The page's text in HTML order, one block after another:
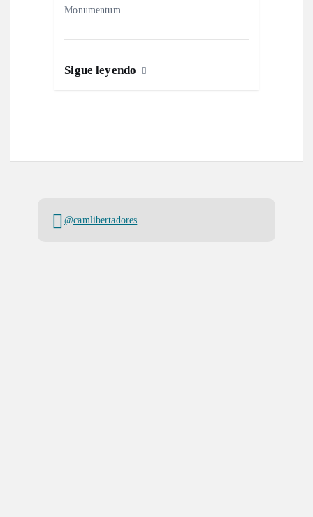
Monumentum.
Sigue leyendo
@camlibertadores